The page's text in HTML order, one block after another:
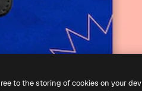
to the storing of cookies on your